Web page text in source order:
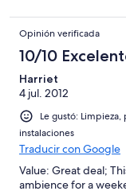
Opinión verificada
10/10
Harriet
4 jul. 2012
Le gustó:
instalaciones
Traducir con Google
Value: Great deal;
ambience for a